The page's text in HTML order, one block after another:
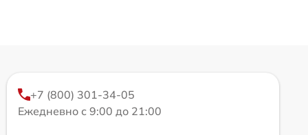
+7 (800) 301-34-05
Ежедневно с 9:00 до 21:00